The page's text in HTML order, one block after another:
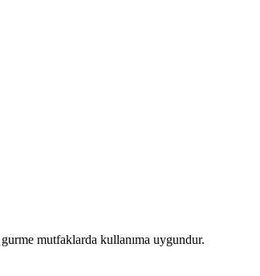
mutfaklarda kullanıma uygundur.